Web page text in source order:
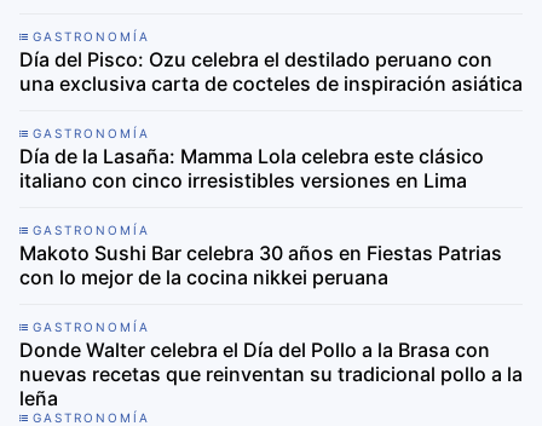
GASTRONOMÍA
Día del Pisco: Ozu celebra el destilado peruano con
una exclusiva carta de cocteles de inspiración asiática
GASTRONOMÍA
Día de la Lasaña: Mamma Lola celebra este clásico
italiano con cinco irresistibles versiones en Lima
GASTRONOMÍA
Makoto Sushi Bar celebra 30 años en Fiestas Patrias
con lo mejor de la cocina nikkei peruana
GASTRONOMÍA
Donde Walter celebra el Día del Pollo a la Brasa con
nuevas recetas que reinventan su tradicional pollo a la
leña
GASTRONOMÍA